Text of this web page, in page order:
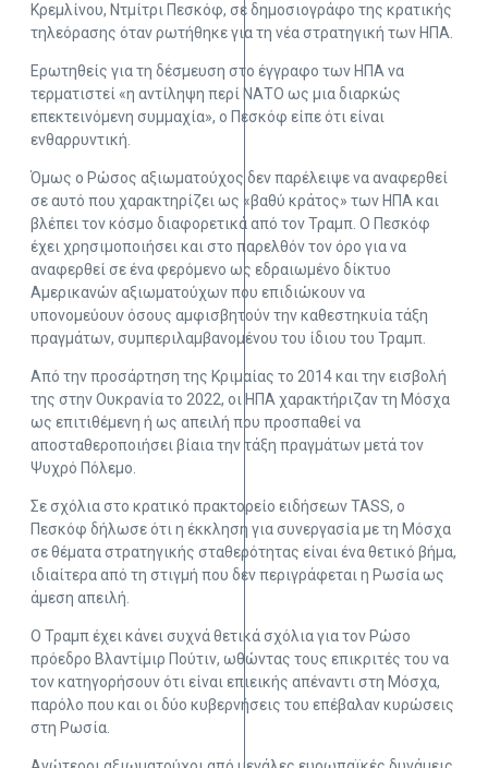
Κρεμλίνου, Ντμίτρι Πεσκόφ, σε δημοσιογράφο της κρατικής
τηλεόρασης όταν ρωτήθηκε για τη νέα στρατηγική των ΗΠΑ.
Ερωτηθείς για τη δέσμευση στο έγγραφο των ΗΠΑ να
τερματιστεί «η αντίληψη περί ΝΑΤΟ ως μια διαρκώς
επεκτεινόμενη συμμαχία», ο Πεσκόφ είπε ότι είναι
ενθαρρυντική.
Όμως ο Ρώσος αξιωματούχος δεν παρέλειψε να αναφερθεί
σε αυτό που χαρακτηρίζει ως «βαθύ κράτος» των ΗΠΑ και
βλέπει τον κόσμο διαφορετικά από τον Τραμπ. Ο Πεσκόφ
έχει χρησιμοποιήσει και στο παρελθόν τον όρο για να
αναφερθεί σε ένα φερόμενο ως εδραιωμένο δίκτυο
Αμερικανών αξιωματούχων που επιδιώκουν να
υπονομεύουν όσους αμφισβητούν την καθεστηκυία τάξη
πραγμάτων, συμπεριλαμβανομένου του ίδιου του Τραμπ.
Από την προσάρτηση της Κριμαίας το 2014 και την εισβολή
της στην Ουκρανία το 2022, οι ΗΠΑ χαρακτήριζαν τη Μόσχα
ως επιτιθέμενη ή ως απειλή που προσπαθεί να
αποσταθεροποιήσει βίαια την τάξη πραγμάτων μετά τον
Ψυχρό Πόλεμο.
Σε σχόλια στο κρατικό πρακτορείο ειδήσεων TASS, ο
Πεσκόφ δήλωσε ότι η έκκληση για συνεργασία με τη Μόσχα
σε θέματα στρατηγικής σταθερότητας είναι ένα θετικό βήμα,
ιδιαίτερα από τη στιγμή που δεν περιγράφεται η Ρωσία ως
άμεση απειλή.
Ο Τραμπ έχει κάνει συχνά θετικά σχόλια για τον Ρώσο
πρόεδρο Βλαντίμιρ Πούτιν, ωθώντας τους επικριτές του να
τον κατηγορήσουν ότι είναι επιεικής απέναντι στη Μόσχα,
παρόλο που και οι δύο κυβερνήσεις του επέβαλαν κυρώσεις
στη Ρωσία.